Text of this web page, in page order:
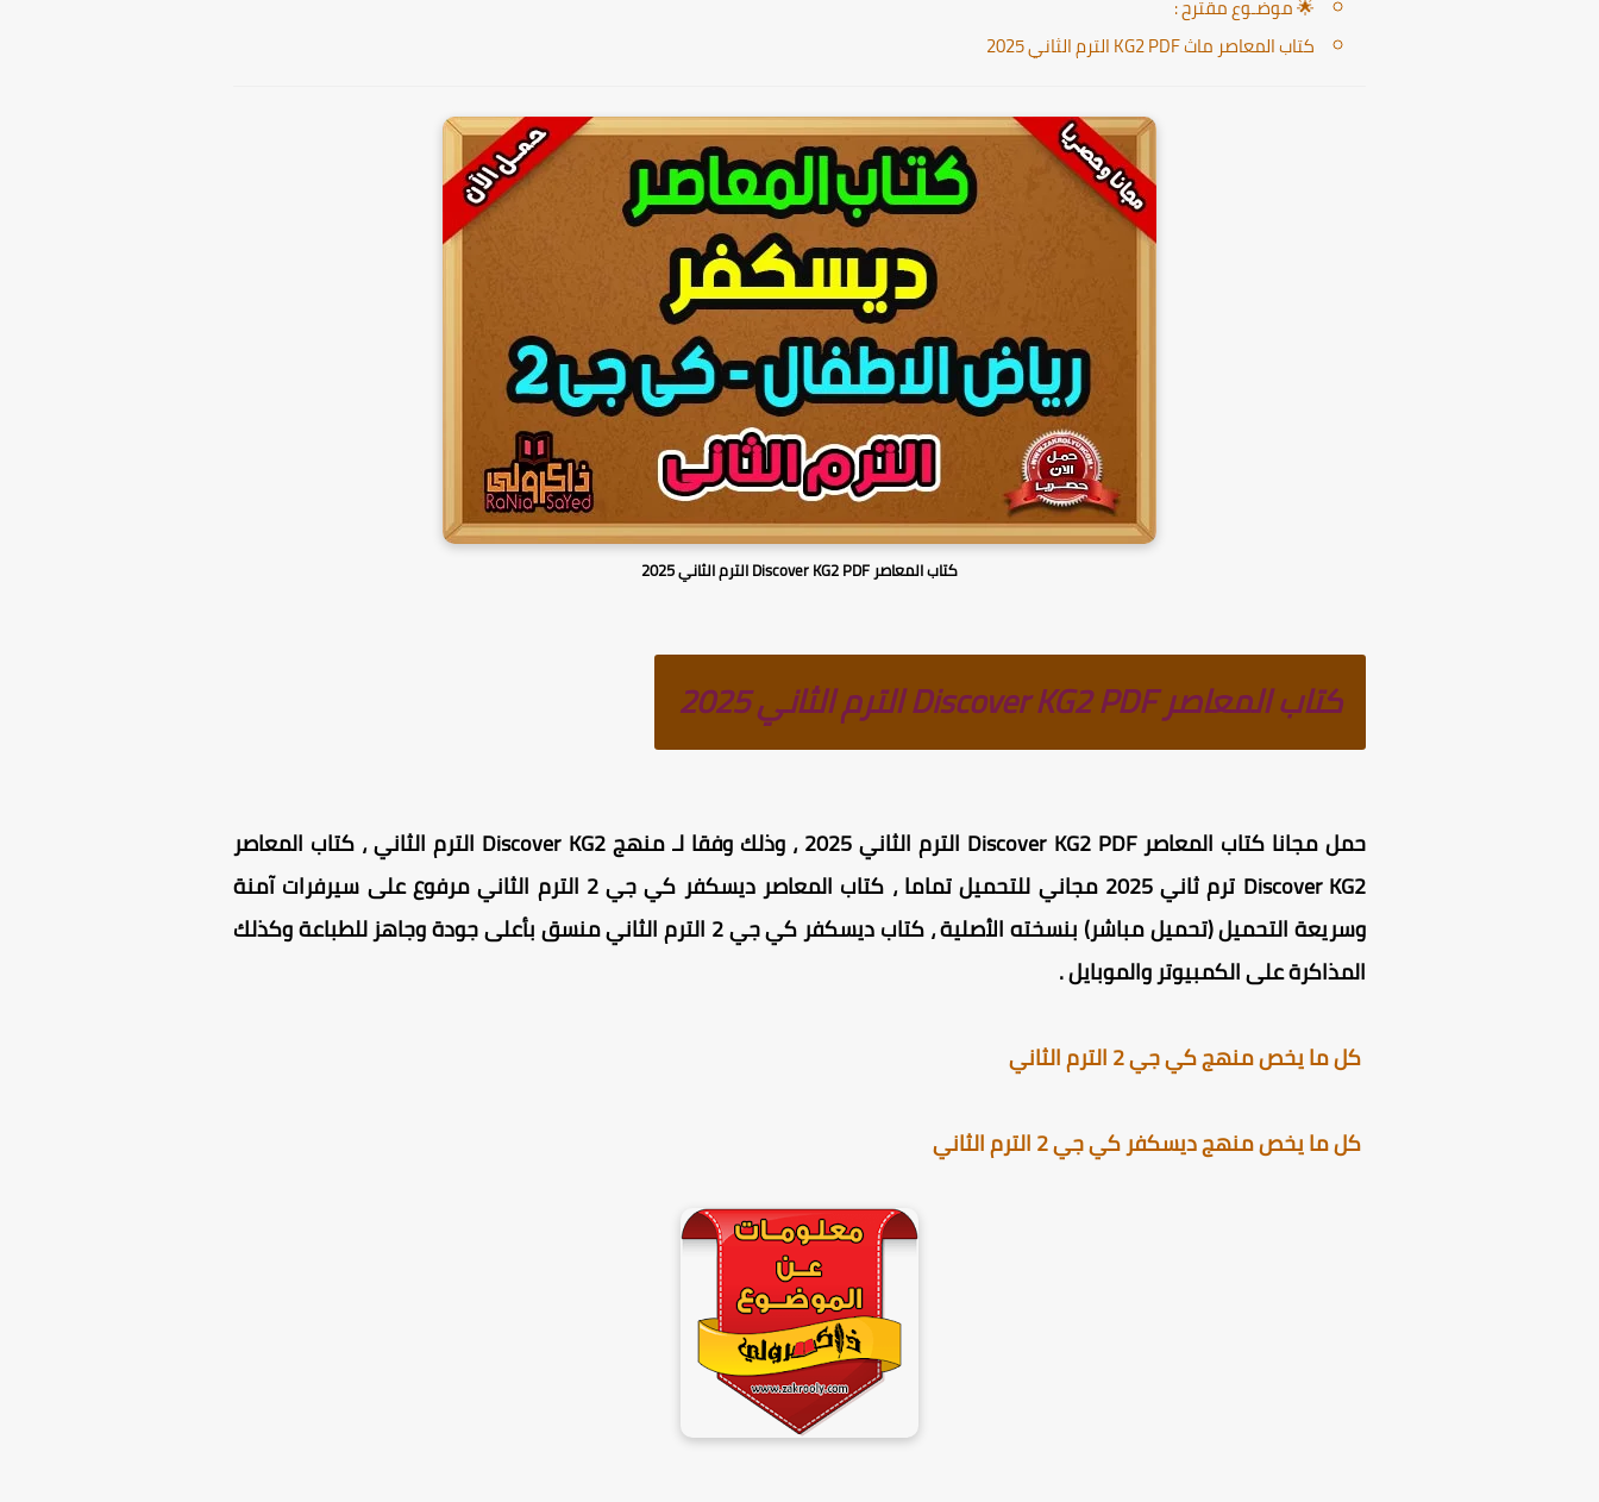
🌟 موضـوع مقترح :
كتاب المعاصر ماث KG2 PDF الترم الثاني 2025
كتاب المعاصر Discover KG2 PDF الترم الثاني 2025
كتاب المعاصر Discover KG2 PDF الترم الثاني 2025
حمل مجانا كتاب المعاصر Discover KG2 PDF الترم الثاني 2025 ، وذلك وفقا لـ منهج Discover KG2 الترم الثاني ، كتاب المعاصر
Discover KG2 ترم ثاني 2025 مجاني للتحميل تماما ، كتاب المعاصر ديسكفر كي جي 2 الترم الثاني مرفوع على سيرفرات آمنة
وسريعة التحميل (تحميل مباشر) بنسخته الأصلية ، كتاب ديسكفر كي جي 2 الترم الثاني منسق بأعلى جودة وجاهز للطباعة وكذلك
المذاكرة على الكمبيوتر والموبايل .
كل ما يخص منهج كي جي 2 الترم الثاني
كل ما يخص منهج ديسكفر كي جي 2 الترم الثاني